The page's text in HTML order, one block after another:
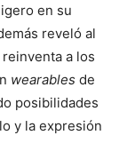
en su
reveló al
a los
wearables de
posibilidades
y la expresión